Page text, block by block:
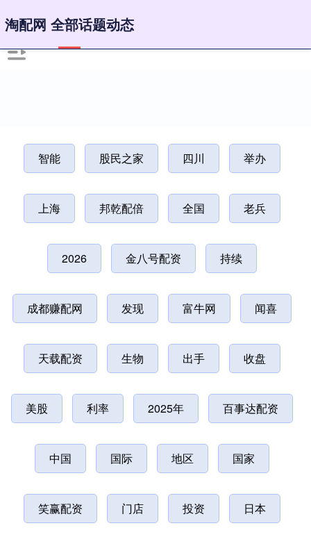
淘配网 全部话题动态
智能 股民之家 四川 举办
上海 邦乾配倍 全国 老兵
2026 金八号配资 持续
成都赚配网 发现 富牛网 闻喜
天载配资 生物 出手 收盘
美股 利率 2025年 百事达配资
中国 国际 地区 国家
笑赢配资 门店 投资 日本